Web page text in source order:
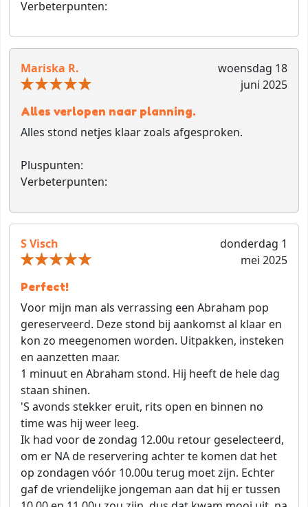
Verbeterpunten:
Mariska R.
woensdag 18
juni 2025
Alles verlopen naar planning.
Alles stond netjes klaar zoals afgesproken.
Pluspunten:
Verbeterpunten:
S Visch
donderdag 1
mei 2025
Perfect!
Voor mijn man als verrassing een Abraham pop
gereserveerd. Deze stond bij aankomst al klaar en
kon zo meegenomen worden. Uitpakken, insteken
en aanzetten maar.
1 minuut en Abraham stond. Hij heeft de hele dag
staan shinen.
'S avonds stekker eruit, rits open en binnen no
time was hij weer leeg.
Ik had voor de zondag 12.00u retour geselecteerd,
om er NA de reservering achter te komen dat het
op zondagen vóór 10.00u terug moet zijn. Echter
gaf de vriendelijke jongeman aan dat hij er tussen